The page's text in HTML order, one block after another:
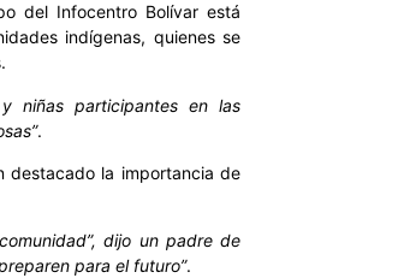
del Infocentro Bolívar está
indígenas, quienes se
y niñas participantes en las
.
destacado la importancia de
dijo un padre de
para el futuro”.